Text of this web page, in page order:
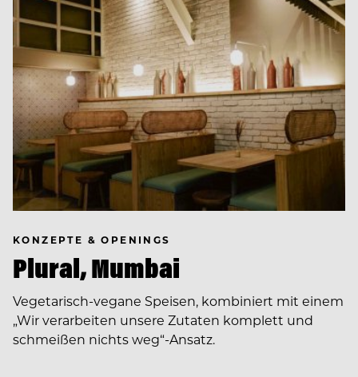
KONZEPTE & OPENINGS
Plural, Mumbai
Vegetarisch-vegane Speisen, kombiniert mit einem
„Wir verarbeiten unsere Zutaten komplett und
schmeißen nichts weg“-Ansatz.